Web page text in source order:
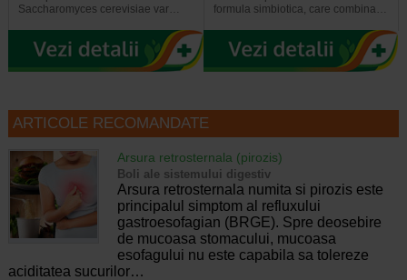
Saccharomyces cerevisiae var…
formula simbiotica, care combina…
ARTICOLE RECOMANDATE
Arsura retrosternala (pirozis)
Boli ale sistemului digestiv
Arsura retrosternala numita si pirozis este
principalul simptom al refluxului
gastroesofagian (BRGE). Spre deosebire
de mucoasa stomacului, mucoasa
esofagului nu este capabila sa tolereze
aciditatea sucurilor…